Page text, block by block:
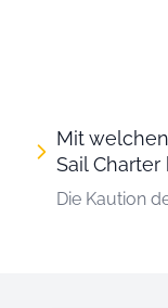
Mit
Sail
Die Kaution